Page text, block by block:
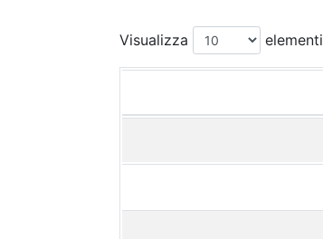
Visualizza elementi